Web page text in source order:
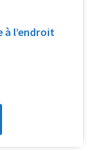
l’endroit